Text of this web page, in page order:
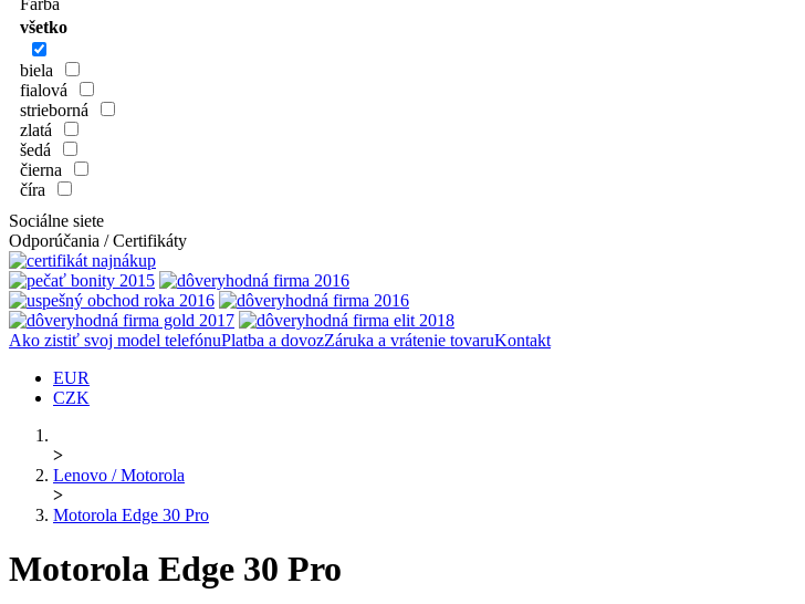
Farba
všetko
biela
fialová
strieborná
zlatá
šedá
čierna
číra
Sociálne siete
Odporúčania / Certifikáty
Ako zistiť svoj model telefónuPlatba a dovozZáruka a vrátenie tovaruKontakt
EUR
CZK
>
Lenovo / Motorola
>
Motorola Edge 30 Pro
Motorola Edge 30 Pro